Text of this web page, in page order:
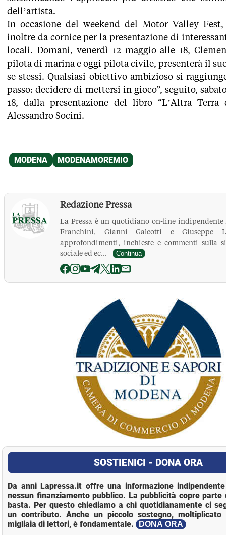
dell’artista.
In occasione del weekend del Motor Valley
inoltre da cornice per la presentazione di
locali. Domani, venerdì 12 maggio alle 18,
pilota di marina e oggi pilota civile, presenterà il
se stessi. Qualsiasi obiettivo ambizioso si
passo: decidere di mettersi in gioco”, seguito,
18, dalla presentazione del libro “L’Altra
Alessandro Socini.
Redazione Pressa
La Pressa è un quotidiano on-line
Franchini, Gianni Galeotti e Giuseppe
approfondimenti, inchieste e commenti sulla
sociale ed ec...
Continua
SOSTIENICI - DONA ORA
Da anni Lapressa.it offre una informazione
nessun finanziamento pubblico. La pubblicità copre parte
basta. Per questo chiediamo a chi quotidianamente ci
un contributo. Anche un piccolo sostegno,
migliaia di lettori, è fondamentale.
DONA ORA